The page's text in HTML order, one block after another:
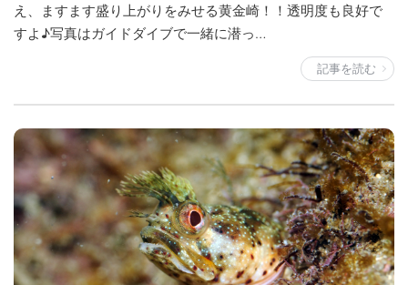
え、ますます盛り上がりをみせる黄金崎！！透明度も良好で
すよ♪写真はガイドダイブで一緒に潜っ…
記事を読む